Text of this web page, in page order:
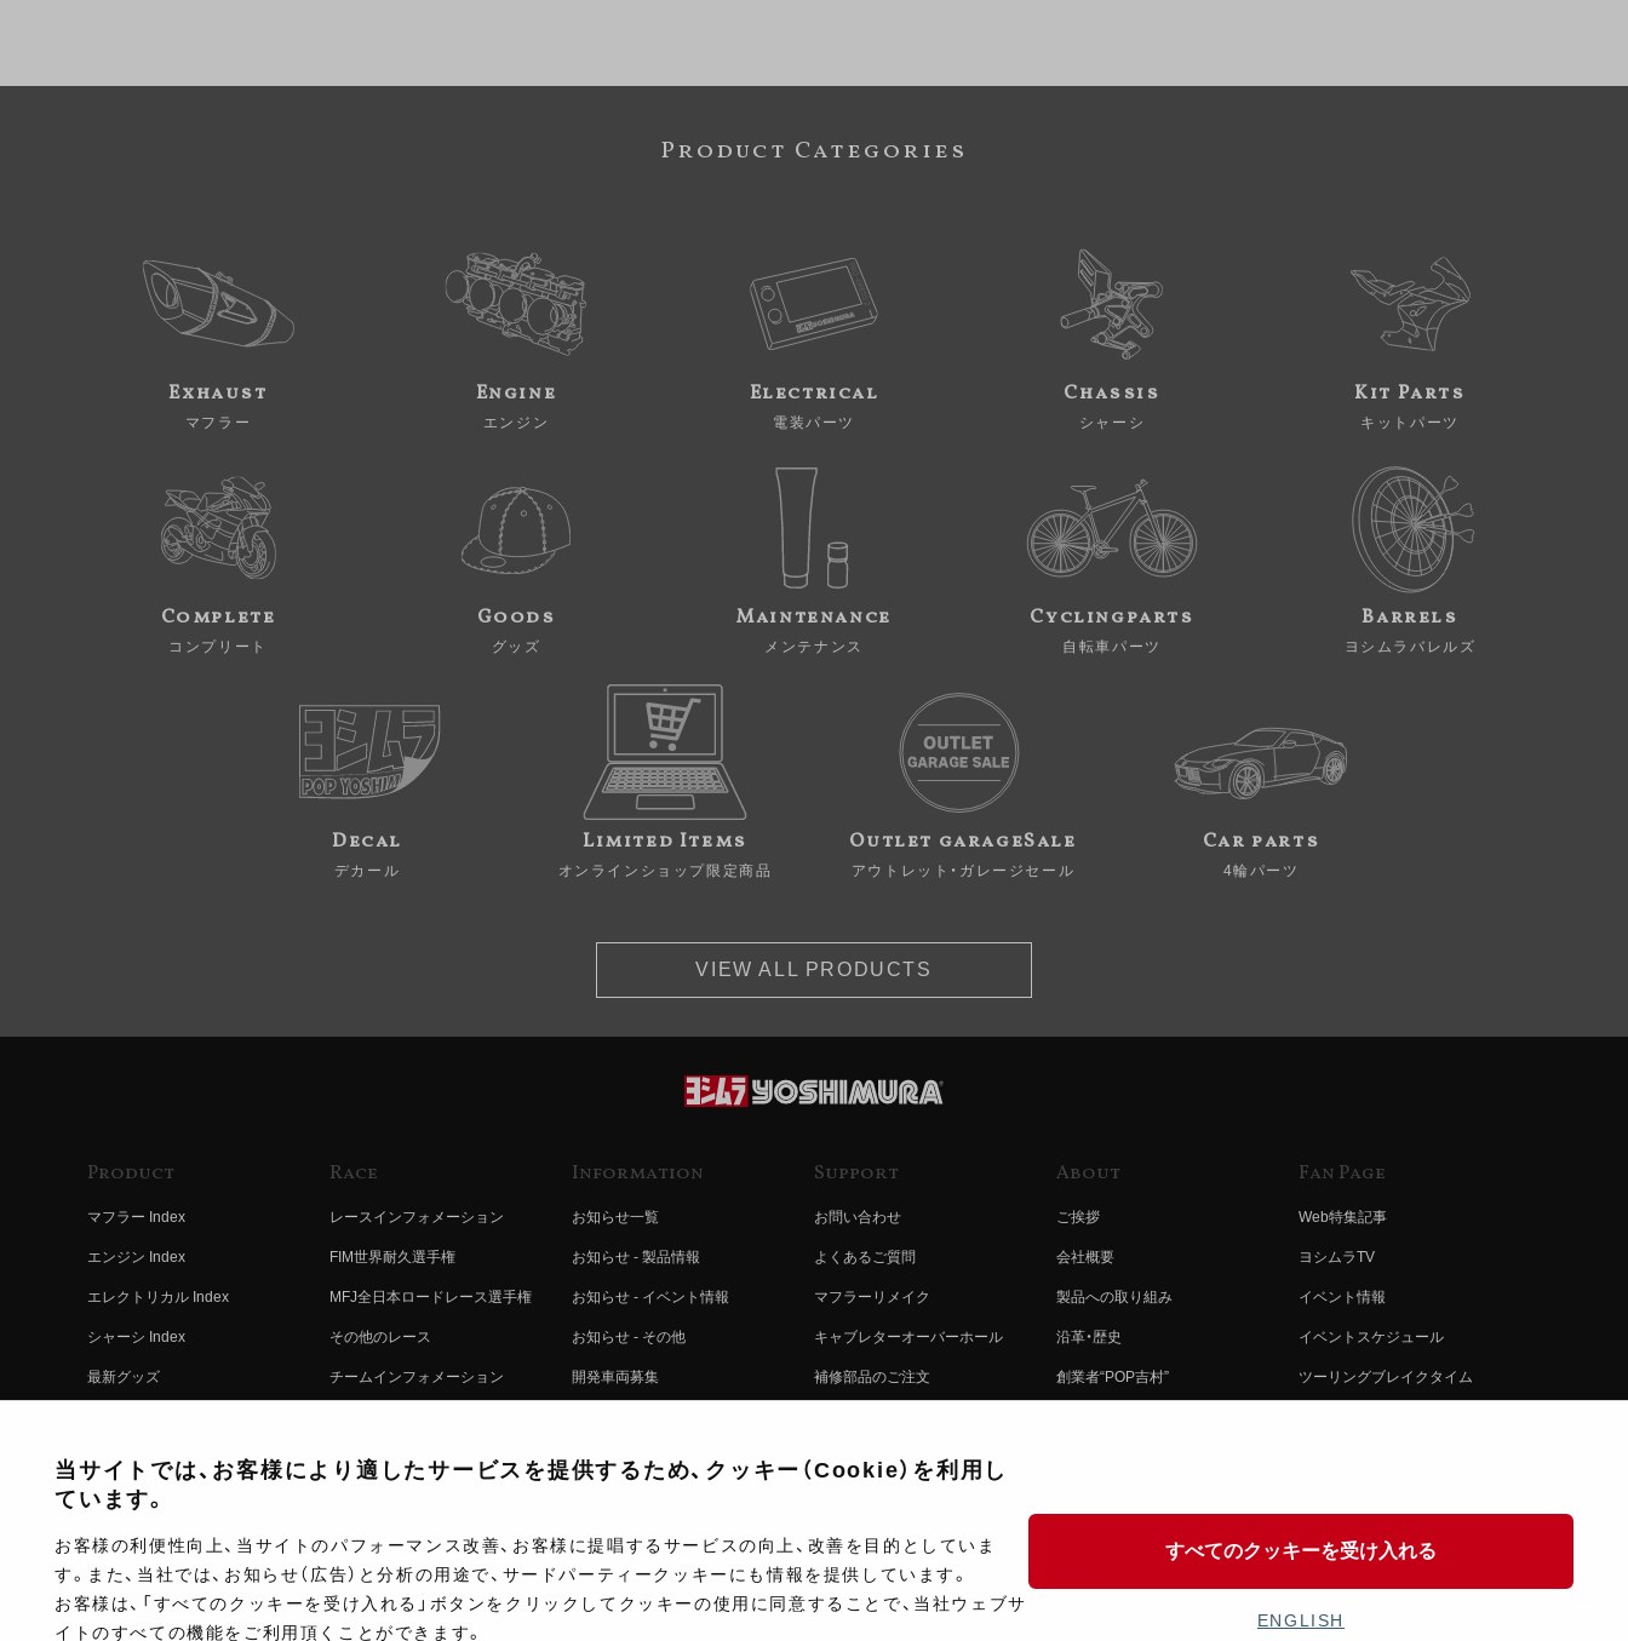
Product Categories
Exhaust
マフラー
Engine
エンジン
Electrical
電装パーツ
Chassis
シャーシ
Kit Parts
キットパーツ
Complete
コンプリート
Goods
グッズ
Maintenance
メンテナンス
Cyclingparts
自転車パーツ
Barrels
ヨシムラバレルズ
Decal
デカール
Limited Items
オンラインショップ限定商品
Outlet garageSale
アウトレット・ガレージセール
Car parts
4輪パーツ
VIEW ALL PRODUCTS
Product
マフラー Index
エンジン Index
エレクトリカル Index
シャーシ Index
最新グッズ
コンプリート
Race
レースインフォメーション
FIM世界耐久選手権
MFJ全日本ロードレース選手権
その他のレース
チームインフォメーション
レースムービー
Information
お知らせ一覧
お知らせ - 製品情報
お知らせ - イベント情報
お知らせ - その他
開発車両募集
注文方法
Support
お問い合わせ
よくあるご質問
マフラーリメイク
キャブレターオーバーホール
補修部品のご注文
製品に関する重要なお知らせ
ポイントについて
ショップ情報
製品マニュアル検索
About
ご挨拶
会社概要
製品への取り組み
沿革・歴史
創業者“POP吉村”
Fan Page
Web特集記事
ヨシムラTV
イベント情報
イベントスケジュール
ツーリングブレイクタイム
当サイトでは、お客様により適したサービスを提供するため、クッキー（Cookie）を利用し
ています。
お客様の利便性向上、当サイトのパフォーマンス改善、お客様に提唱するサービスの向上、改善を目的としていま
す。また、当社では、お知らせ（広告）と分析の用途で、サードパーティークッキーにも情報を提供しています。
お客様は、「すべてのクッキーを受け入れる」ボタンをクリックしてクッキーの使用に同意することで、当社ウェブサ
イトのすべての機能をご利用頂くことができます。
すべてのクッキーを受け入れる
ENGLISH